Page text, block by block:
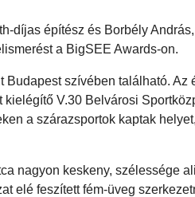
díjas építész és Borbély
a BigSEE Awards-on.
szívében található.
V.30 Belvárosi
a szárazsportok kaptak
nagyon keskeny, szélessége
elé feszített fém-üveg